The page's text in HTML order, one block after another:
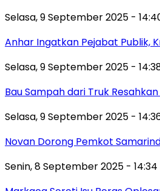
Selasa, 9 September 2025 -
Anhar Ingatkan Pejabat Publik,
Selasa, 9 September 2025 -
Bau Sampah dari Truk
Selasa, 9 September 2025 -
Novan Dorong Pemkot
Senin, 8 September 2025 - 14:34